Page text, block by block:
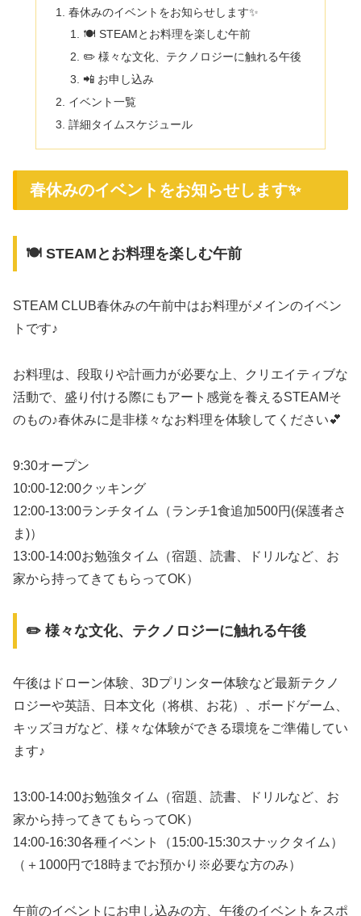
春休みのイベントをお知らせします✨
🍽 STEAMとお料理を楽しむ午前
✏️ 様々な文化、テクノロジーに触れる午後
📲 お申し込み
イベント一覧
詳細タイムスケジュール
春休みのイベントをお知らせします✨
🍽 STEAMとお料理を楽しむ午前
STEAM CLUB春休みの午前中はお料理がメインのイベン
トです♪
お料理は、段取りや計画力が必要な上、クリエイティブな
活動で、盛り付ける際にもアート感覚を養えるSTEAMそ
のもの♪春休みに是非様々なお料理を体験してください💕
9:30オープン
10:00-12:00クッキング
12:00-13:00ランチタイム（ランチ1食追加500円(保護者さ
ま)）
13:00-14:00お勉強タイム（宿題、読書、ドリルなど、お
家から持ってきてもらってOK）
✏️ 様々な文化、テクノロジーに触れる午後
午後はドローン体験、3Dプリンター体験など最新テクノ
ロジーや英語、日本文化（将棋、お花）、ボードゲーム、
キッズヨガなど、様々な体験ができる環境をご準備してい
ます♪
13:00-14:00お勉強タイム（宿題、読書、ドリルなど、お
家から持ってきてもらってOK）
14:00-16:30各種イベント（15:00-15:30スナックタイム）
（＋1000円で18時までお預かり※必要な方のみ）
午前のイベントにお申し込みの方、午後のイベントをスポ